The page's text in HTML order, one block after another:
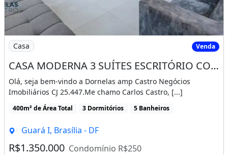
Imagem: CASA MODERNA 3 SUÍTES ESCRITÓRIO
Casa Venda
CASA MODERNA 3 SUÍTES ESCRITÓRIO CONDOMÍNIO FECHADO GUARA PARK A 300 METROS DA EPTG
Olá, seja bem-vindo a Dornelas amp Castro Negócios
Imobiliários CJ 25.447.Me chamo Carlos Castro, [...]
400m² de Área Total 3 Dormitórios 5 Banheiros
Guará I, Brasília - DF
R$1.350.000 Condomínio R$250